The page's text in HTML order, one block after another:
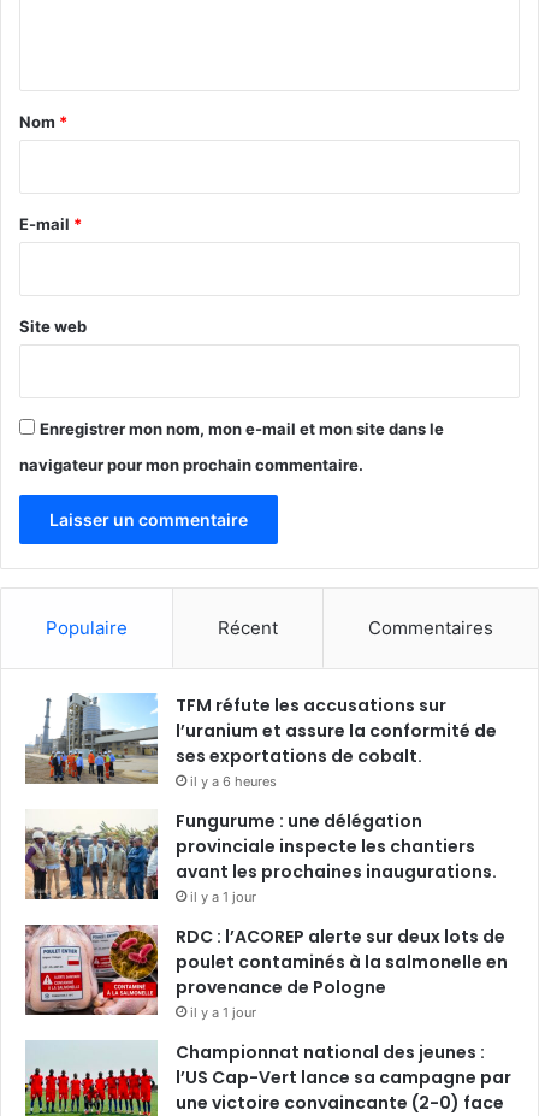
a
e
Nom *
E-mail *
Site web
Enregistrer mon nom, mon e-mail et mon site dans le
navigateur pour mon prochain commentaire.
Populaire Récent Commentaires
TFM réfute les accusations sur
l’uranium et assure la conformité de
ses exportations de cobalt.
il y a 6 heures
Fungurume : une délégation
provinciale inspecte les chantiers
avant les prochaines inaugurations.
il y a 1 jour
RDC : l’ACOREP alerte sur deux lots de
poulet contaminés à la salmonelle en
provenance de Pologne
il y a 1 jour
Championnat national des jeunes :
l’US Cap-Vert lance sa campagne par
une victoire convaincante (2-0) face